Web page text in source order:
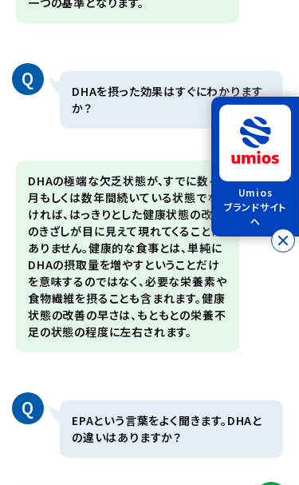
Q
DHAを摂った効果はすぐにわかります
か？
A
DHAの極端な欠乏状態が、すでに数ヶ
月もしくは数年間続いている状態でな
ければ、はっきりとした健康状態の改善
のきざしが目に見えて現れてくることは
ありません。健康的な食事とは、単純に
DHAの摂取量を増やすということだけ
を意味するのではなく、必要な栄養素や
食物繊維を摂ることも含まれます。健康
状態の改善の早さは、もともとの栄養不
足の状態の程度に左右されます。
Q
EPAという言葉をよく聞きます。DHAと
の違いはありますか？
Umios
ブランドサイト
へ